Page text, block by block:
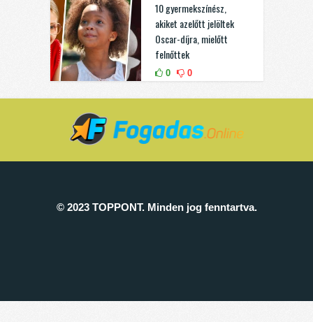
10 gyermekszínész,
akiket azelőtt jelöltek
Oscar-díjra, mielőtt
felnőttek
0 0
© 2023 TOPPONT. Minden jog fenntartva.